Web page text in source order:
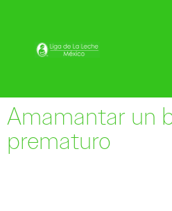
Amamantar un
prematuro